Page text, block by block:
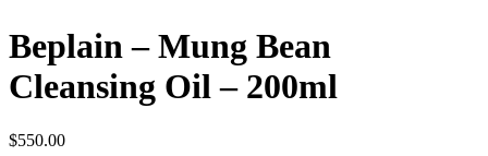
Beplain – Mung Bean
Cleansing Oil – 200ml
$550.00